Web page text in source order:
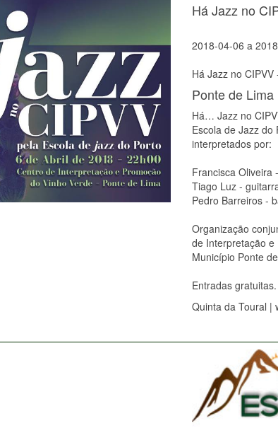
Há Jazz no
2018-04-06 a
Há Jazz no
Ponte de Lima
Há… Jazz no
Escola de Jazz
interpretados por:
Francisca Oliveira
Tiago Luz -
Pedro Barreiros -
Organização
de Interpretação e
Município Ponte
Entradas gratuitas.
Quinta da Toural |